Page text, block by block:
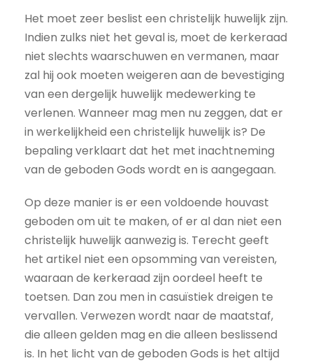
Het moet zeer beslist een christelijk huwelijk zijn.
Indien zulks niet het geval is, moet de kerkeraad
niet slechts waarschuwen en vermanen, maar
zal hij ook moeten weigeren aan de bevestiging
van een dergelijk huwelijk medewerking te
verlenen. Wanneer mag men nu zeggen, dat er
in werkelijkheid een christelijk huwelijk is? De
bepaling verklaart dat het met inachtneming
van de geboden Gods wordt en is aangegaan.
Op deze manier is er een voldoende houvast
geboden om uit te maken, of er al dan niet een
christelijk huwelijk aanwezig is. Terecht geeft
het artikel niet een opsomming van vereisten,
waaraan de kerkeraad zijn oordeel heeft te
toetsen. Dan zou men in casuïstiek dreigen te
vervallen. Verwezen wordt naar de maatstaf,
die alleen gelden mag en die alleen beslissend
is. In het licht van de geboden Gods is het altijd